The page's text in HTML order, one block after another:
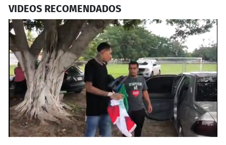
VIDEOS RECOMENDADOS